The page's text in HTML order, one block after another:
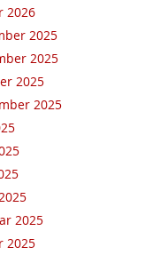
2026
2025
2025
2025
2025
2025
2025